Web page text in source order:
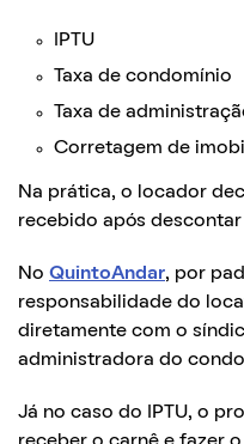
IPTU
Taxa de condomínio
Taxa de
Corretagem de
Na prática, o locador
recebido após descontar
No QuintoAndar, por
responsabilidade do
diretamente com o
administradora do
Já no caso do IPTU, o